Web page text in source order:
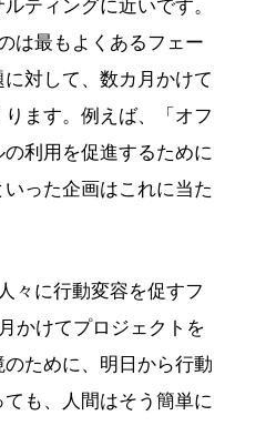
ティングに近いです。
は最もよくあるフェー
対して、数カ月かけて
ます。例えば、「オフ
利用を促進するために
った企画はこれに当た
々に行動変容を促すフ
かけてプロジェクトを
ために、明日から行動
も、人間はそう簡単に